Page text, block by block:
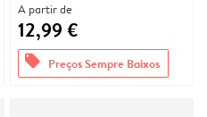
A partir de
12,99 €
offers Preços Sempre Baixos